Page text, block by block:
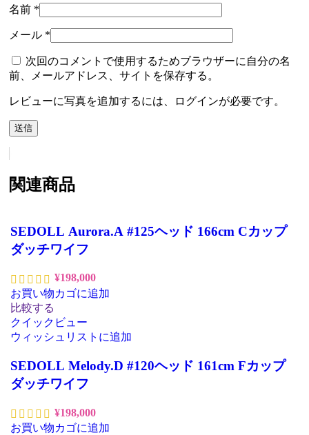
名前 *
メール *
次回のコメントで使用するためブラウザーに自分の名
前、メールアドレス、サイトを保存する。
レビューに写真を追加するには、ログインが必要です。
関連商品
SEDOLL Aurora.A #125ヘッド 166cm Cカップ
ダッチワイフ
¥198,000
お買い物カゴに追加
比較する
クイックビュー
ウィッシュリストに追加
SEDOLL Melody.D #120ヘッド 161cm Fカップ
ダッチワイフ
¥198,000
お買い物カゴに追加